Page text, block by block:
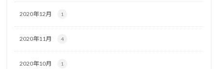
2020年12月 1
2020年11月 4
2020年10月 1